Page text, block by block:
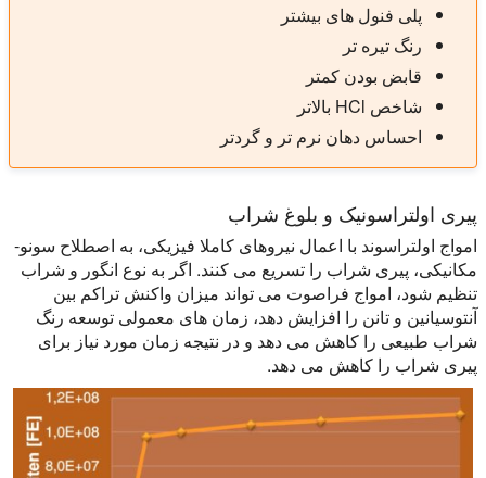
پلی فنول های بیشتر
رنگ تیره تر
قابض بودن کمتر
شاخص HCl بالاتر
احساس دهان نرم تر و گردتر
پیری اولتراسونیک و بلوغ شراب
امواج اولتراسوند با اعمال نیروهای کاملا فیزیکی، به اصطلاح سونو-
مکانیکی، پیری شراب را تسریع می کنند. اگر به نوع انگور و شراب
تنظیم شود، امواج فراصوت می تواند میزان واکنش تراکم بین
آنتوسیانین و تانن را افزایش دهد، زمان های معمولی توسعه رنگ
شراب طبیعی را کاهش می دهد و در نتیجه زمان مورد نیاز برای
پیری شراب را کاهش می دهد.